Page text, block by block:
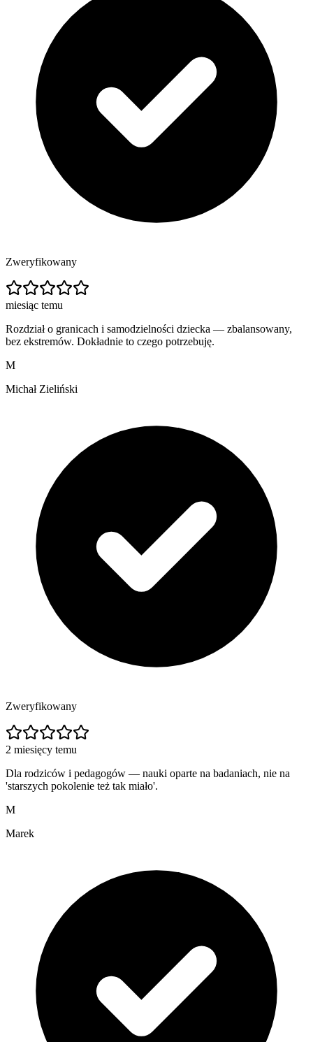
Zweryfikowany
miesiąc temu
Rozdział o granicach i samodzielności dziecka — zbalansowany,
bez ekstremów. Dokładnie to czego potrzebuję.
M
Michał Zieliński
Zweryfikowany
2 miesięcy temu
Dla rodziców i pedagogów — nauki oparte na badaniach, nie na
'starszych pokolenie też tak miało'.
M
Marek